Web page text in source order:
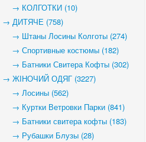
→ КОЛГОТКИ (10)
→ ДИТЯЧЕ (758)
→ Штаны Лосины Колготы (274)
→ Спортивные костюмы (182)
→ Батники Свитера Кофты (302)
→ ЖІНОЧИЙ ОДЯГ (3227)
→ Лосины (562)
→ Куртки Ветровки Парки (841)
→ Батники свитера кофты (183)
→ Рубашки Блузы (28)